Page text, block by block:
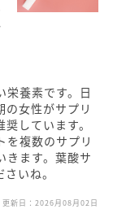
栄養素です。日
女性がサプリ
しています。
を複数のサプリ
きます。葉酸サ
いね。
更新日： 2026月08月02日